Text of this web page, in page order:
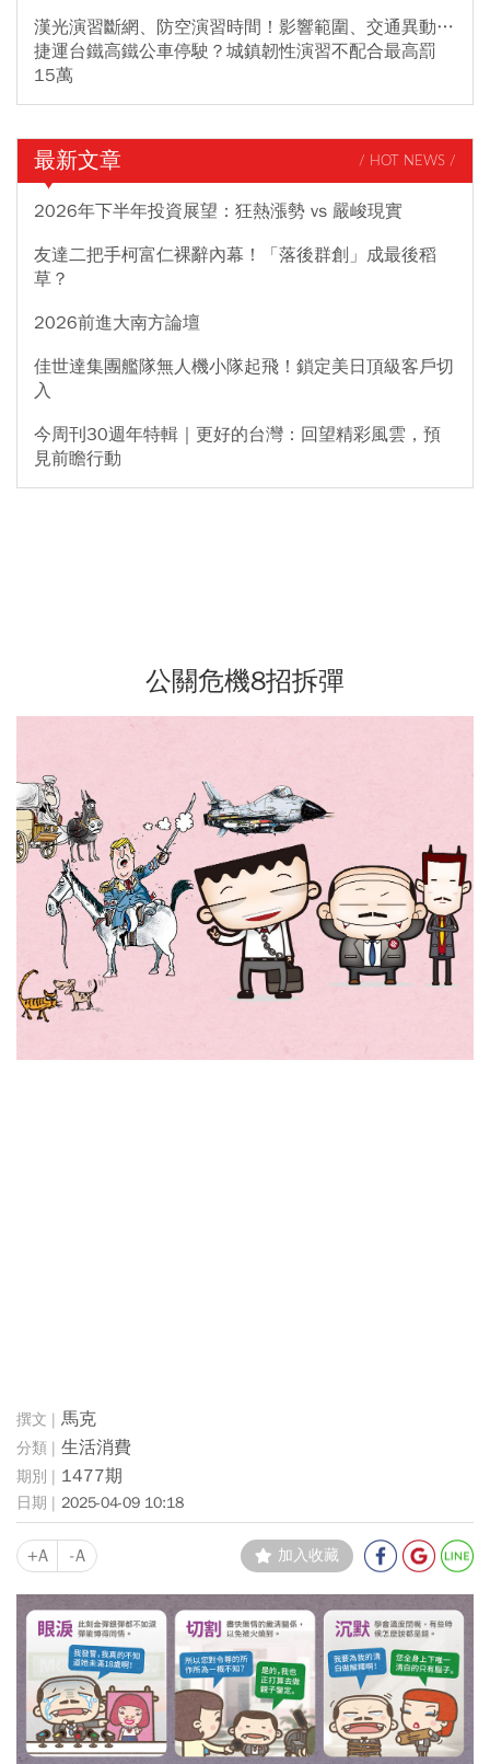
漢光演習斷網、防空演習時間！影響範圍、交通異動…
捷運台鐵高鐵公車停駛？城鎮韌性演習不配合最高罰
15萬
最新文章 / HOT NEWS /
2026年下半年投資展望：狂熱漲勢 vs 嚴峻現實
友達二把手柯富仁裸辭內幕！「落後群創」成最後稻
草？
2026前進大南方論壇
佳世達集團艦隊無人機小隊起飛！鎖定美日頂級客戶切
入
今周刊30週年特輯｜更好的台灣：回望精彩風雲，預
見前瞻行動
公關危機8招拆彈
馬克
生活消費
1477期
2025-04-09 10:18
+A -A 加入收藏